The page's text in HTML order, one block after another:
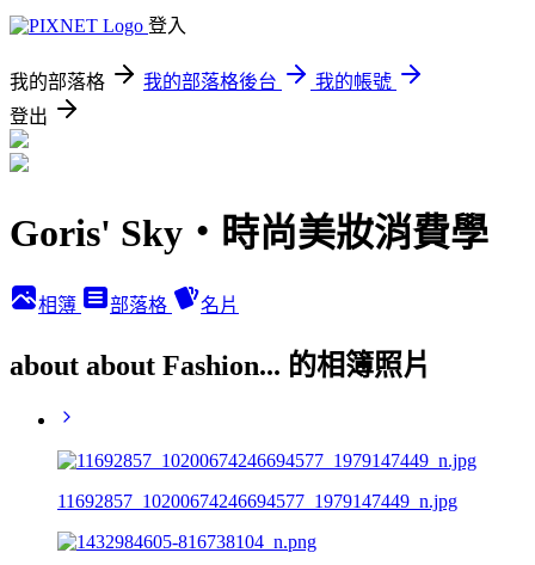
登入
我的部落格 我的部落格後台
我的帳號
登出
Goris' Sky‧時尚美妝消費學
相簿 部落格 名片
about about Fashion... 的相簿照片
11692857_10200674246694577_1979147449_n.jpg